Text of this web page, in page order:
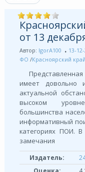
от 13
Автор: IgorA100 13-
ФО /Красноярский край
имеет довольно
актуальной
высоком
большинства
информативный
категориях ПОИ.
замечания
Издатель: